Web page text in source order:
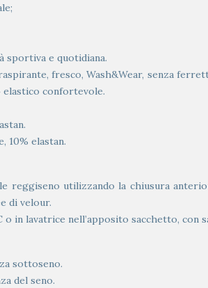
sportiva e quotidiana.
fresco, Wash&Wear, senza
confortevole.
10% elastan.
reggiseno utilizzando la chiusura
di velour.
o in lavatrice nell’apposito sacchetto,
sottoseno.
del seno.